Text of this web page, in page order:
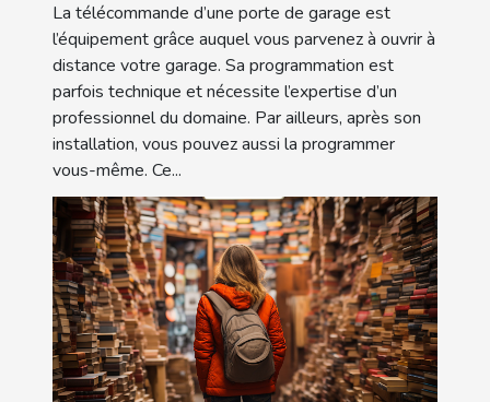
La télécommande d’une porte de garage est
l’équipement grâce auquel vous parvenez à ouvrir à
distance votre garage. Sa programmation est
parfois technique et nécessite l’expertise d’un
professionnel du domaine. Par ailleurs, après son
installation, vous pouvez aussi la programmer
vous-même. Ce...